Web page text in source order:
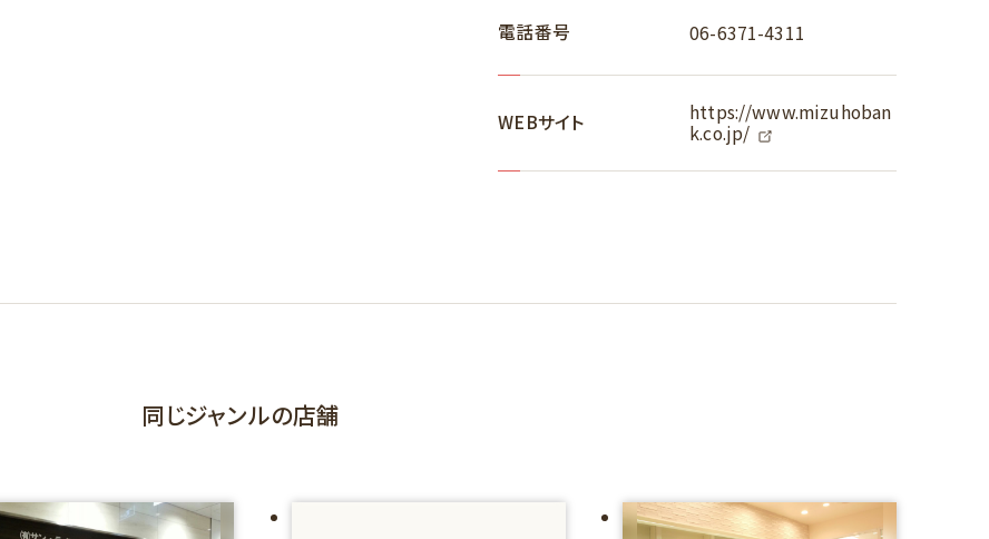
電話番号 06-6371-4311
WEBサイト
https://www.mizuhoban
k.co.jp/
同じジャンルの店舗